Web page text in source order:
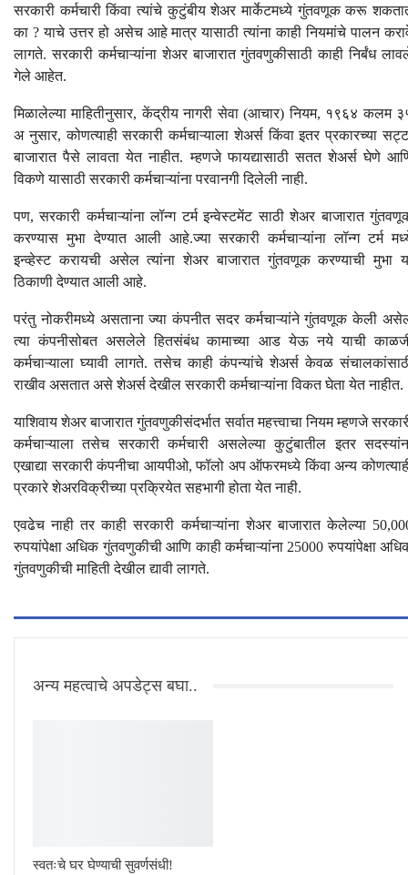
सरकारी कर्मचारी किंवा त्यांचे कुटुंबीय शेअर मार्केटमध्ये गुंतवणूक करू
का ? याचे उत्तर हो असेच आहे मात्र यासाठी त्यांना काही नियमांचे पालन
लागते. सरकारी कर्मचाऱ्यांना शेअर बाजारात गुंतवणुकीसाठी काही निर्बंध
गेले आहेत.
मिळालेल्या माहितीनुसार, केंद्रीय नागरी सेवा (आचार) नियम, १९६४ कलम
अ नुसार, कोणत्याही सरकारी कर्मचाऱ्याला शेअर्स किंवा इतर प्रकारच्या
बाजारात पैसे लावता येत नाहीत. म्हणजे फायद्यासाठी सतत शेअर्स घेणे
विकणे यासाठी सरकारी कर्मचाऱ्यांना परवानगी दिलेली नाही.
पण, सरकारी कर्मचाऱ्यांना लॉन्ग टर्म इन्वेस्टमेंट साठी शेअर बाजारात
करण्यास मुभा देण्यात आली आहे.ज्या सरकारी कर्मचाऱ्यांना लॉन्ग टर्म
इन्व्हेस्ट करायची असेल त्यांना शेअर बाजारात गुंतवणूक करण्याची मुभा
ठिकाणी देण्यात आली आहे.
परंतु नोकरीमध्ये असताना ज्या कंपनीत सदर कर्मचाऱ्यांने गुंतवणूक केली
त्या कंपनीसोबत असलेले हितसंबंध कामाच्या आड येऊ नये याची
कर्मचाऱ्याला घ्यावी लागते. तसेच काही कंपन्यांचे शेअर्स केवळ
राखीव असतात असे शेअर्स देखील सरकारी कर्मचाऱ्यांना विकत घेता येत नाहीत.
याशिवाय शेअर बाजारात गुंतवणुकीसंदर्भात सर्वात महत्त्वाचा नियम म्हणजे
कर्मचाऱ्याला तसेच सरकारी कर्मचारी असलेल्या कुटुंबातील इतर
एखाद्या सरकारी कंपनीचा आयपीओ, फॉलो अप ऑफरमध्ये किंवा अन्य
प्रकारे शेअरविक्रीच्या प्रक्रियेत सहभागी होता येत नाही.
एवढेच नाही तर काही सरकारी कर्मचाऱ्यांना शेअर बाजारात केलेल्या
रुपयांपेक्षा अधिक गुंतवणुकीची आणि काही कर्मचाऱ्यांना 25000 रुपयांपेक्षा
गुंतवणुकीची माहिती देखील द्यावी लागते.
अन्य महत्वाचे अपडेट्स बघा..
स्वतःचे घर घेण्याची सुवर्णसंधी!